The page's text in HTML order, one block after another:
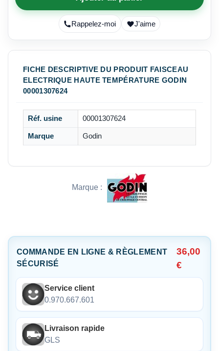
Rappelez-moi J'aime
FICHE DESCRIPTIVE DU PRODUIT FAISCEAU
ELECTRIQUE HAUTE TEMPÉRATURE GODIN
00001307624
Réf. usine 00001307624
Marque Godin
Marque :
COMMANDE EN LIGNE & RÈGLEMENT
SÉCURISÉ
36,00
€
Service client
0.970.667.601
Livraison rapide
GLS